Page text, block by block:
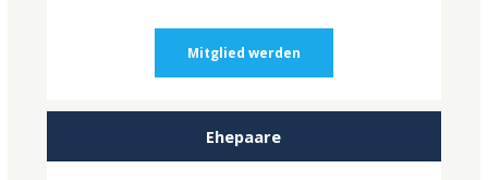
Mitglied werden
Ehepaare